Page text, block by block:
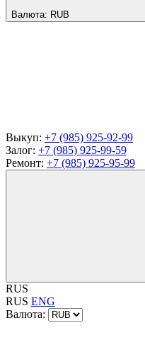
Валюта: RUB
Выкуп: +7 (985) 925-92-99
Залог: +7 (985) 925-99-59
Ремонт: +7 (985) 925-95-99
RUS
RUS ENG
Валюта: